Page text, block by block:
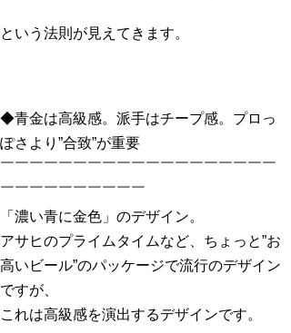
という法則が見えてきます。
◆青金は高級感。派手はチープ感。プロっ
ぽさより”合致”が重要
￣￣￣￣￣￣￣￣￣￣￣￣￣￣￣￣￣￣￣
￣￣￣￣￣￣￣￣￣￣
「濃い青に金色」のデザイン。
アサヒのプライムタイムなど、ちょっと”お
高いビール”のパッケージで流行のデザイン
ですが、
これは高級感を演出するデザインです。